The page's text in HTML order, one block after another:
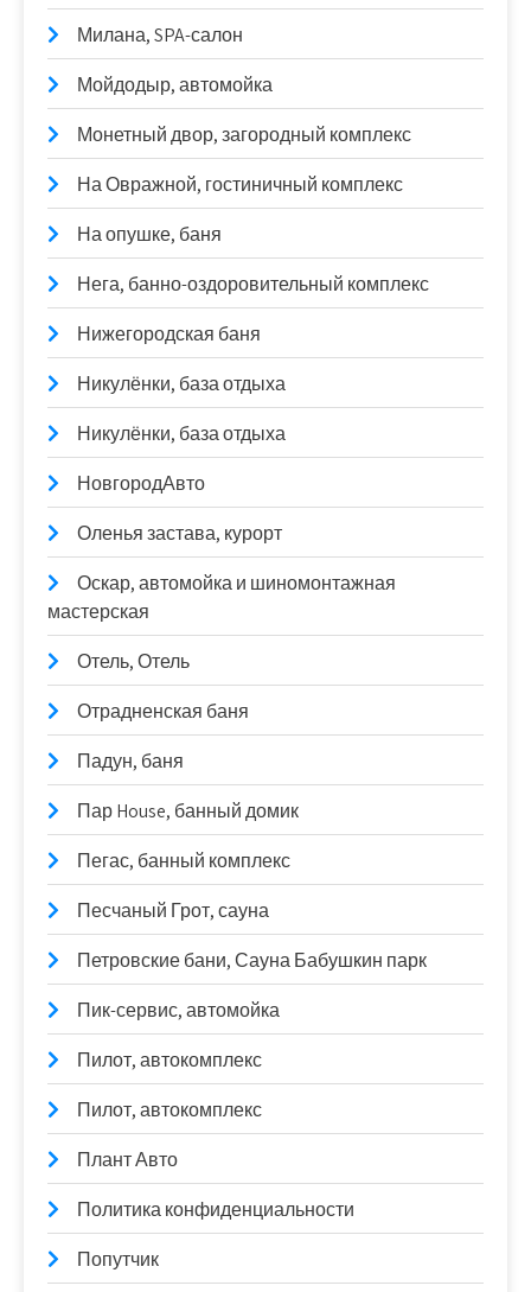
Милана, SPA-салон
Мойдодыр, автомойка
Монетный двор, загородный комплекс
На Овражной, гостиничный комплекс
На опушке, баня
Нега, банно-оздоровительный комплекс
Нижегородская баня
Никулёнки, база отдыха
Никулёнки, база отдыха
НовгородАвто
Оленья застава, курорт
Оскар, автомойка и шиномонтажная
мастерская
Отель, Отель
Отрадненская баня
Падун, баня
Пар House, банный домик
Пегас, банный комплекс
Песчаный Грот, сауна
Петровские бани, Сауна Бабушкин парк
Пик-сервис, автомойка
Пилот, автокомплекс
Пилот, автокомплекс
Плант Авто
Политика конфиденциальности
Попутчик